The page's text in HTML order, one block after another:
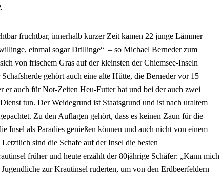
fruchtbar, innerhalb kurzer Zeit kamen 22 junge Lämmer
einmal sogar Drillinge“ – so Michael Berneder zum
von frischem Gras auf der kleinsten der Chiemsee-Inseln
gehört auch eine alte Hütte, die Berneder vor 15
er auch für Not-Zeiten Heu-Futter hat und bei der auch zwei
tun. Der Weidegrund ist Staatsgrund und ist nach uraltem
Zu den Auflagen gehört, dass es keinen Zaun für die
Insel als Paradies genießen können und auch nicht von einem
sind die Schafe auf der Insel die besten
früher und heute erzählt der 80jährige Schäfer: „Kann mich
zur Krautinsel ruderten, um von den Erdbeerfeldern